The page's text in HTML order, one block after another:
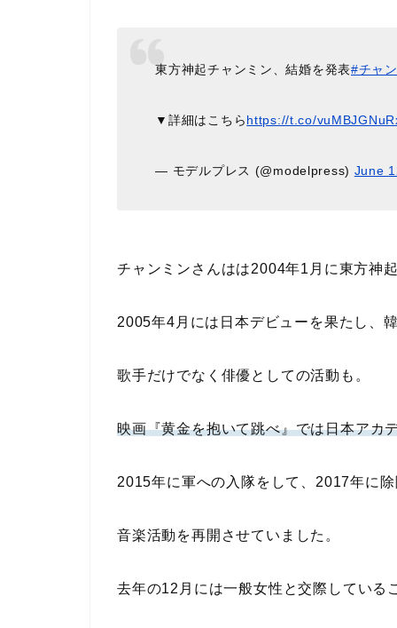
東方神起チャンミン、結婚を発表#チャ
▼詳細はこちらhttps://t.co/
— モデルプレス (@modelpress) June
チャンミンさんはは2004年1月に東方神
2005年4月には日本デビューを果たし、
歌手だけでなく俳優としての活動も。
映画『黄金を抱いて跳べ』では日本アカ
2015年に軍への入隊をして、2017年に
音楽活動を再開させていました。
去年の12月には一般女性と交際している